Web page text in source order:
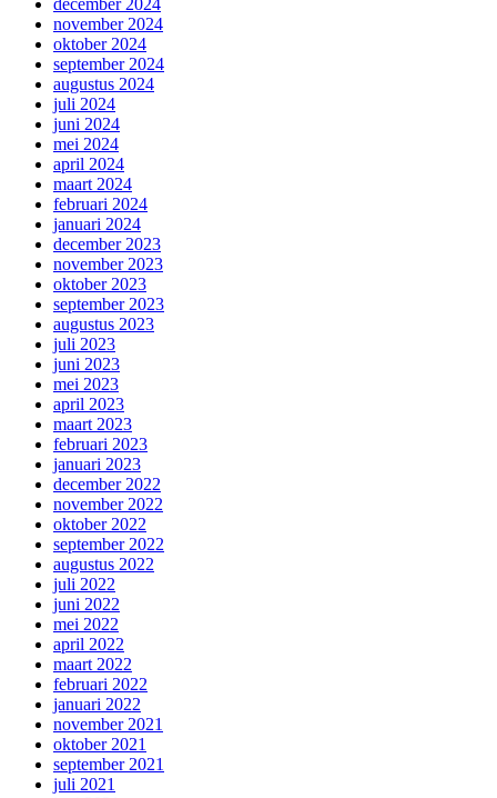
december 2024
november 2024
oktober 2024
september 2024
augustus 2024
juli 2024
juni 2024
mei 2024
april 2024
maart 2024
februari 2024
januari 2024
december 2023
november 2023
oktober 2023
september 2023
augustus 2023
juli 2023
juni 2023
mei 2023
april 2023
maart 2023
februari 2023
januari 2023
december 2022
november 2022
oktober 2022
september 2022
augustus 2022
juli 2022
juni 2022
mei 2022
april 2022
maart 2022
februari 2022
januari 2022
november 2021
oktober 2021
september 2021
juli 2021